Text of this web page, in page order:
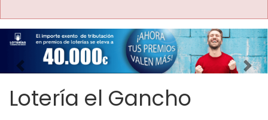
Imagen anterior
Lotería el Gancho